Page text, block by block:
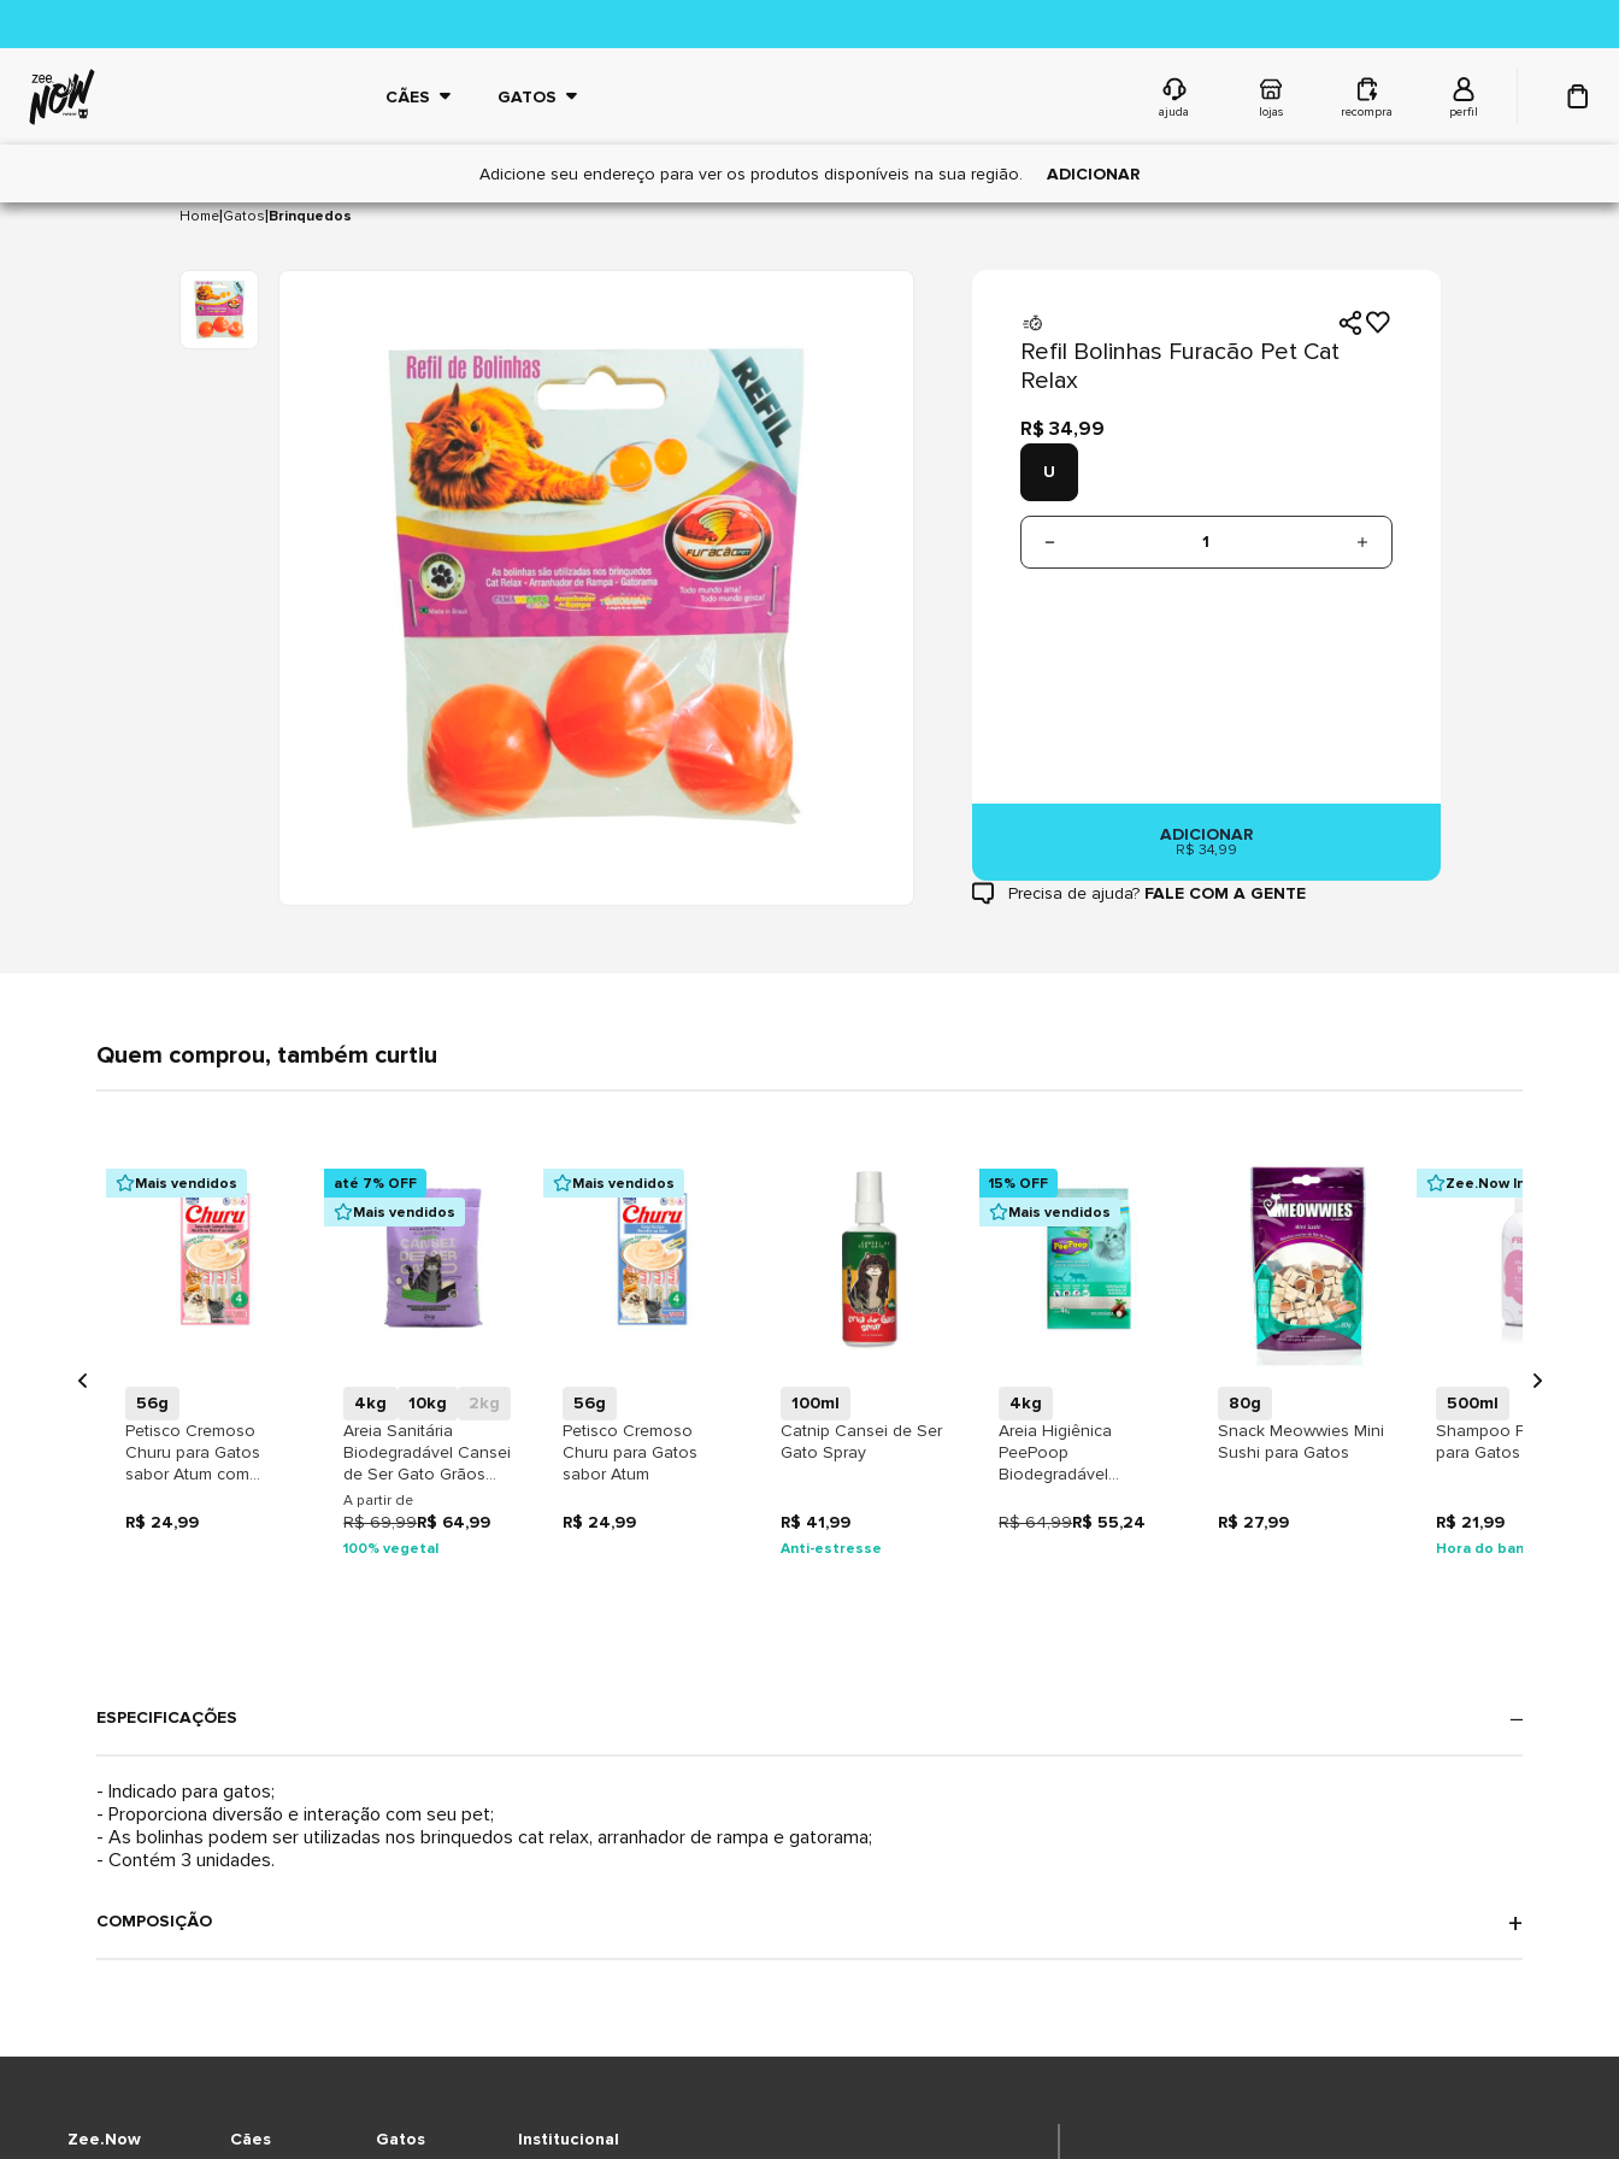
CÃES GATOS
ajuda lojas recompra perfil
Adicione seu endereço para ver os produtos disponíveis na sua região. ADICIONAR
Home|Gatos|Brinquedos
Refil Bolinhas Furacão Pet Cat
Relax
R$ 34,99
U
1
ADICIONAR
R$ 34,99
Precisa de ajuda? FALE COM A GENTE
Quem comprou, também curtiu
Mais vendidos
56g
Petisco Cremoso
Churu para Gatos
sabor Atum com
R$ 24,99
até 7% OFF
Mais vendidos
4kg 10kg
2kg
Areia Sanitária
Biodegradável Cansei
de Ser Gato Grãos
Médios
A partir de
R$ 69,99R$ 64,99
100% vegetal
Mais vendidos
56g
Petisco Cremoso
Churu para Gatos
sabor Atum
R$ 24,99
100ml
Catnip Cansei de Ser
Gato Spray
R$ 41,99
Anti-estresse
15% OFF
Mais vendidos
4kg
Areia Higiênica
PeePoop
Biodegradável
Médios para Gatos
R$ 64,99R$ 55,24
+
80g
Snack Meowwies Mini
Sushi para Gatos
R$ 27,99
Zee.Now Indica
500ml
Shampoo Fresh Care
para Gatos
R$ 21,99
Hora do banho
ESPECIFICAÇÕES
- Indicado para gatos;
- Proporciona diversão e interação com seu pet;
- As bolinhas podem ser utilizadas nos brinquedos cat relax, arranhador de rampa e gatorama;
- Contém 3 unidades.
COMPOSIÇÃO
Cães Gatos
Zee.Now Institucional